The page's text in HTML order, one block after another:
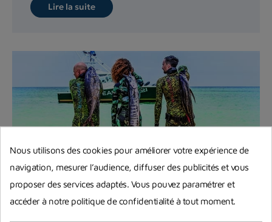
Lire la suite
Règlementation chasse sous-marine
en France
Nous utilisons des cookies pour améliorer votre expérience de
navigation, mesurer l’audience, diffuser des publicités et vous
proposer des services adaptés. Vous pouvez paramétrer et
accéder à notre politique de confidentialité à tout moment.